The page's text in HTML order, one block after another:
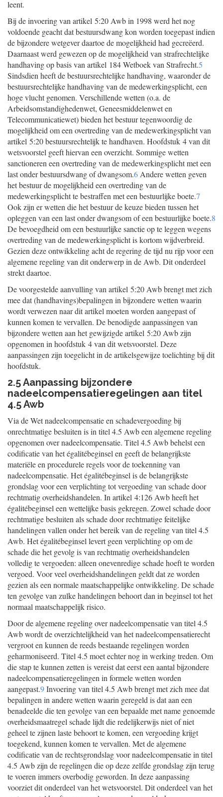
leent.
Bij de invoering van artikel 5:20 Awb in 1998 werd het nog
voldoende geacht dat bestuursdwang kon worden toegepast indien
de bijzondere wetgever daartoe de mogelijkheid had gecreëerd.
Daarnaast werd gewezen op de mogelijkheid van strafrechtelijke
handhaving op basis van artikel 184 Wetboek van Strafrecht.5
Sindsdien heeft de bestuursrechtelijke handhaving, waaronder de
bestuursrechtelijke handhaving van de medewerkingsplicht, een
hoge vlucht genomen. Verschillende wetten (o.a. de
Arbeidsomstandighedenwet, Geneesmiddelenwet en
Telecommunicatiewet) bieden het bestuur tegenwoordig de
mogelijkheid om een overtreding van de medewerkingsplicht van
artikel 5:20 bestuursrechtelijk te handhaven. Hoofdstuk 4 van dit
wetsvoorstel geeft hiervan een overzicht. Sommige wetten
sanctioneren een overtreding van de medewerkingsplicht met een
last onder bestuursdwang of dwangsom.6 Andere wetten geven
het bestuur de mogelijkheid een overtreding van de
medewerkingsplicht te bestraffen met een bestuurlijke boete.7
Ook zijn er wetten die het bestuur de keuze bieden tussen het
opleggen van een last onder dwangsom of een bestuurlijke boete.8
De bevoegdheid om een bestuurlijke sanctie op te leggen wegens
overtreding van de medewerkingsplicht is kortom wijdverbreid.
Gezien deze ontwikkeling acht de regering de tijd nu rijp voor een
algemene regeling van dit onderwerp in de Awb. Dit onderdeel
strekt daartoe.
De voorgestelde aanvulling van artikel 5:20 Awb brengt met zich
mee dat (handhavings)bepalingen in bijzondere wetten waarin
wordt verwezen naar dit artikel moeten worden aangepast of
kunnen komen te vervallen. De benodigde aanpassingen van
bijzondere wetten aan het gewijzigde artikel 5:20 Awb zijn
opgenomen in hoofdstuk 4 van dit wetsvoorstel. Deze
aanpassingen zijn toegelicht in de artikelsgewijze toelichting bij dit
hoofdstuk.
2.5 Aanpassing bijzondere
nadeelcompensatieregelingen aan titel
4.5 Awb
Via de Wet nadeelcompensatie en schadevergoeding bij
onrechtmatige besluiten is in titel 4.5 Awb een algemene regeling
opgenomen over nadeelcompensatie. Titel 4.5 Awb behelst een
codificatie van het égalitébeginsel en geeft de belangrijkste
materiële en procedurele regels voor de toekenning van
nadeelcompensatie. Het égalitébeginsel is de belangrijkste
grondslag voor een verplichting tot vergoeding van schade door
rechtmatig overheidshandelen. In artikel 4:126 Awb heeft het
égalitébeginsel een wettelijke basis gekregen. Zowel schade door
rechtmatige besluiten als schade door rechtmatige feitelijke
handelingen vallen onder het bereik van de regeling van titel 4.5
Awb. Het égalitébeginsel levert geen verplichting op om de
schade die het gevolg is van rechtmatig overheidshandelen
volledig te vergoeden: alleen onevenredige schade hoeft te worden
vergoed. Voor veel overheidshandelingen geldt dat ze worden
gezien als een normale maatschappelijke ontwikkeling. De schade
ten gevolge van zulke handelingen behoort dan in beginsel tot het
normaal maatschappelijk risico.
Door de algemene regeling over nadeelcompensatie van titel 4.5
Awb wordt de overzichtelijkheid van het nadeelcompensatierecht
vergroot en kunnen de reeds bestaande regelingen worden
geharmoniseerd. Titel 4.5 moet echter nog in werking treden. Om
die stap te kunnen zetten is vereist dat eerst een aantal bijzondere
nadeelcompensatieregelingen in formele wetten worden
aangepast.9Invoering van titel 4.5 Awb brengt met zich mee dat
bepalingen in andere wetten waarin geregeld is dat aan een
benadeelde die ten gevolge van een bepaalde met name genoemde
overheidsmaatregel schade lijdt die redelijkerwijs niet of niet
geheel te zijnen laste behoort te komen, een vergoeding krijgt
toegekend, kunnen komen te vervallen. Met de algemene
codificatie van de rechtsgrondslag voor nadeelcompensatie in titel
4.5 Awb zijn de regelingen die op deze zelfde grondslag zijn terug
te voeren immers overbodig geworden. In deze aanpassing
voorziet dit onderdeel van het wetsvoorstel. Dit onderdeel van het